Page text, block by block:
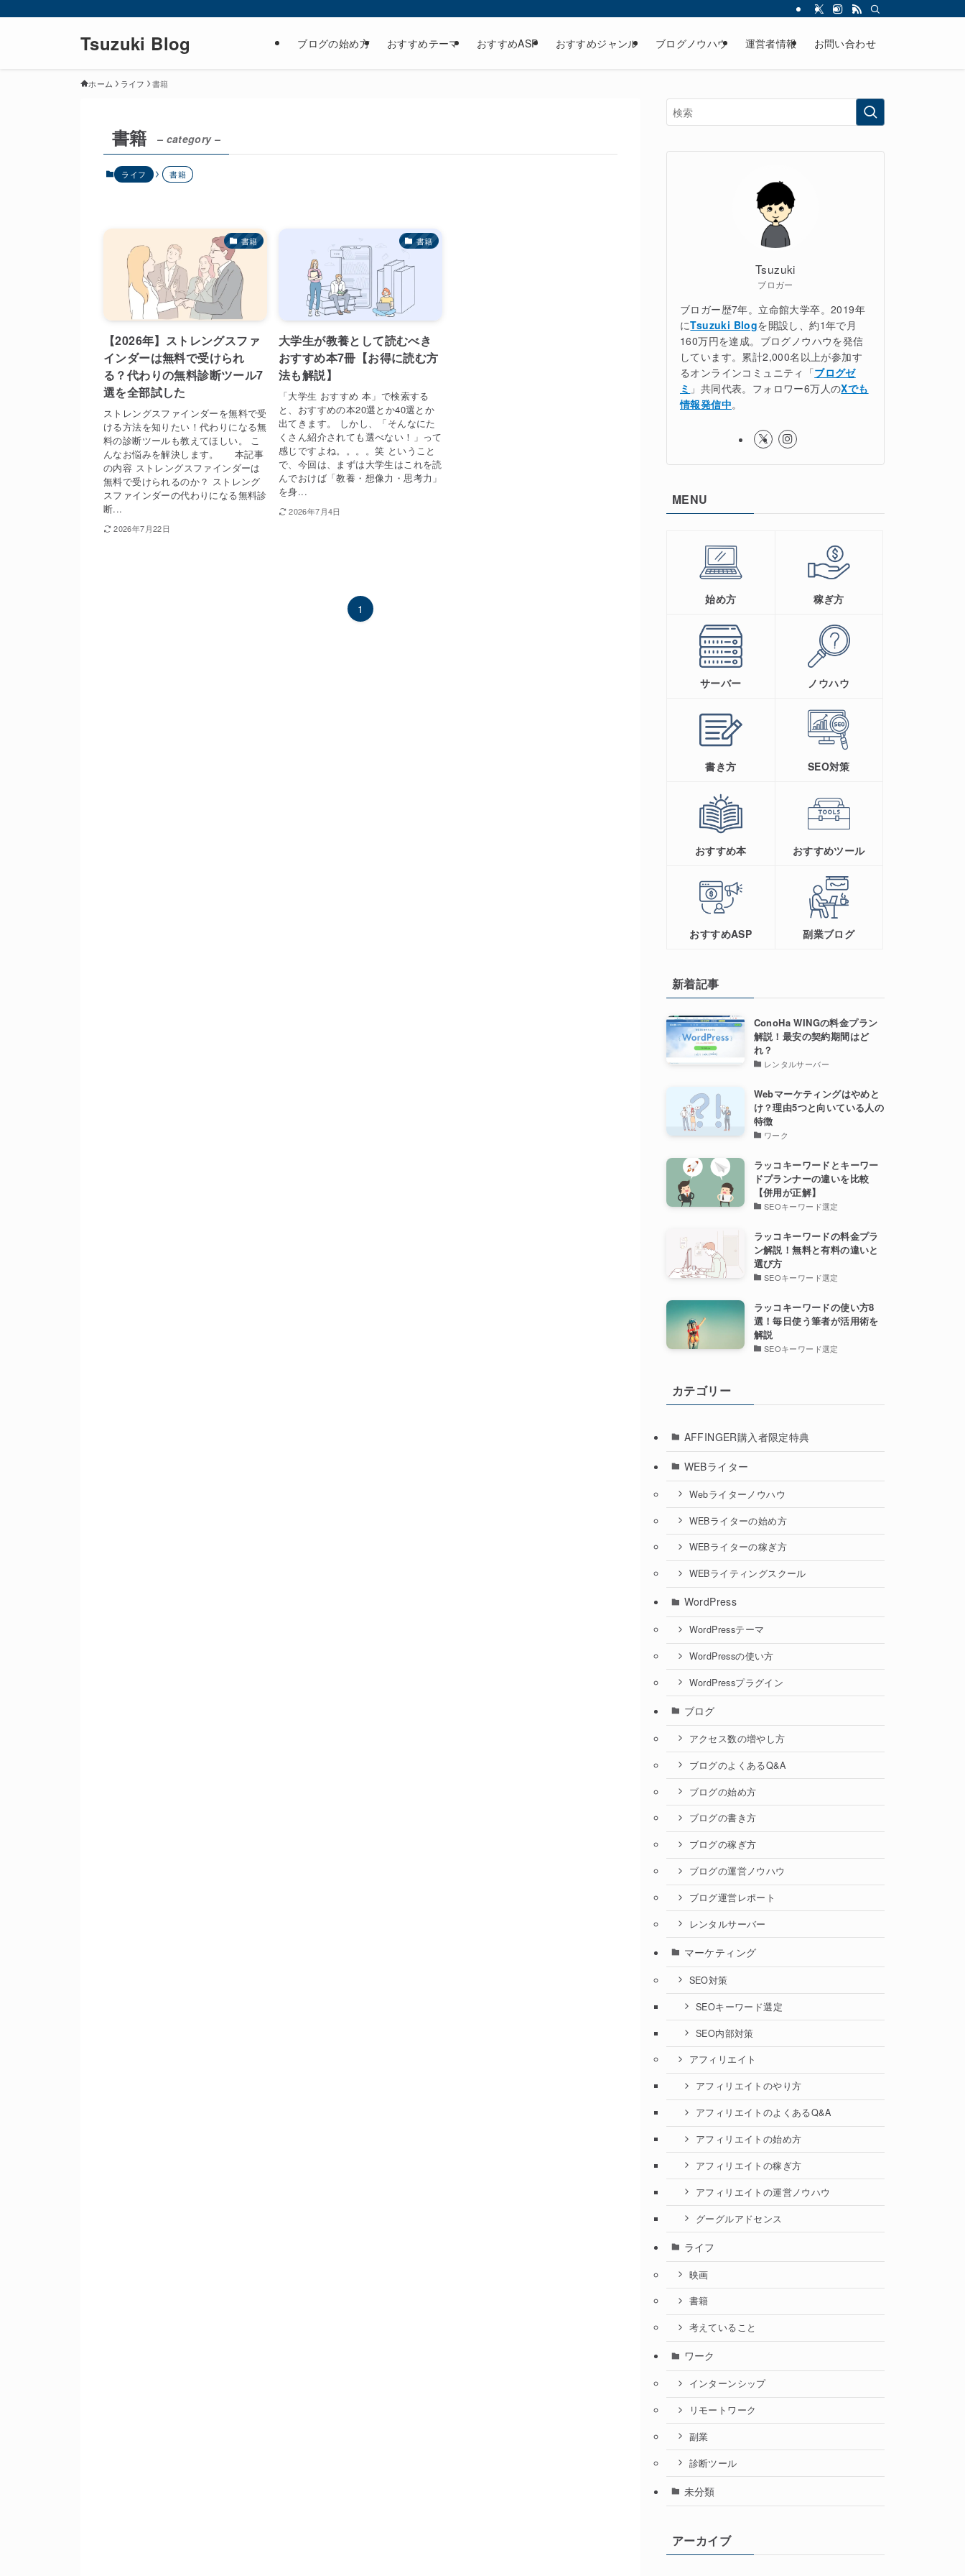
Tsuzuki Blog ブログの始め方 おすすめテーマ おすすめASP おすすめジャンル ブログノウハウ 運営者情報 お問い合わせ
ホーム ライフ 書籍
書籍 – category –
ライフ 書籍
書籍
【2026年】ストレングスファ
インダーは無料で受けられ
る？代わりの無料診断ツール7
選を全部試した
ストレングスファインダーを無料で受
ける方法を知りたい！代わりになる無
料の診断ツールも教えてほしい。 こ
んなお悩みを解決します。 本記事
の内容 ストレングスファインダーは
無料で受けられるのか？ ストレング
スファインダーの代わりになる無料診
断...
2026年7月22日
書籍
大学生が教養として読むべき
おすすめ本7冊【お得に読む方
法も解説】
「大学生 おすすめ 本」で検索する
と、おすすめの本20選とか40選とか
出てきます。 しかし、「そんなにた
くさん紹介されても選べない！」って
感じですよね。。。。笑 ということ
で、今回は、まずは大学生はこれを読
んでおけば「教養・想像力・思考力」
を身...
2026年7月4日
1
Tsuzuki
ブロガー
ブロガー歴7年。立命館大学卒。2019年
にTsuzuki Blogを開設し、約1年で月
160万円を達成。ブログノウハウを発信
しています。累計2,000名以上が参加す
るオンラインコミュニティ「ブログゼ
ミ 」共同代表。フォロワー6万人のXでも
情報発信中。
MENU
始め方 稼ぎ方
サーバー ノウハウ
書き方 SEO対策
おすすめ本 おすすめツール
おすすめASP 副業ブログ
新着記事
ConoHa WINGの料金プラン
解説！最安の契約期間はど
れ？
レンタルサーバー
Webマーケティングはやめと
け？理由5つと向いている人の
特徴
ワーク
ラッコキーワードとキーワー
ドプランナーの違いを比較
【併用が正解】
SEOキーワード選定
ラッコキーワードの料金プラ
ン解説！無料と有料の違いと
選び方
SEOキーワード選定
ラッコキーワードの使い方8
選！毎日使う筆者が活用術を
解説
SEOキーワード選定
カテゴリー
AFFINGER購入者限定特典
WEBライター
Webライターノウハウ
WEBライターの始め方
WEBライターの稼ぎ方
WEBライティングスクール
WordPress
WordPressテーマ
WordPressの使い方
WordPressプラグイン
ブログ
アクセス数の増やし方
ブログのよくあるQ&A
ブログの始め方
ブログの書き方
ブログの稼ぎ方
ブログの運営ノウハウ
ブログ運営レポート
レンタルサーバー
マーケティング
SEO対策
SEOキーワード選定
SEO内部対策
アフィリエイト
アフィリエイトのやり方
アフィリエイトのよくあるQ&A
アフィリエイトの始め方
アフィリエイトの稼ぎ方
アフィリエイトの運営ノウハウ
グーグルアドセンス
ライフ
映画
書籍
考えていること
ワーク
インターンシップ
リモートワーク
副業
診断ツール
未分類
アーカイブ